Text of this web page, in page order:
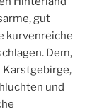
gut
kurvenreiche
Dem,
und